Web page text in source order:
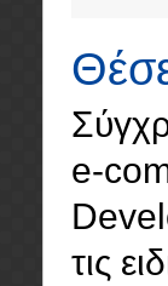
e-
τις